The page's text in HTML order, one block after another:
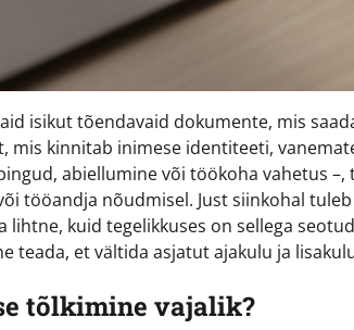
isikut tõendavaid dokumente, mis
mis kinnitab inimese identiteeti,
abiellumine või töökoha vahetus
tööandja nõudmisel. Just siinkohal
lihtne, kuid tegelikkuses on sellega
teada, et vältida asjatut ajakulu ja
tõlkimine vajalik?